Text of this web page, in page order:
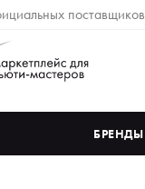
поставщиков
БРЕНДЫ